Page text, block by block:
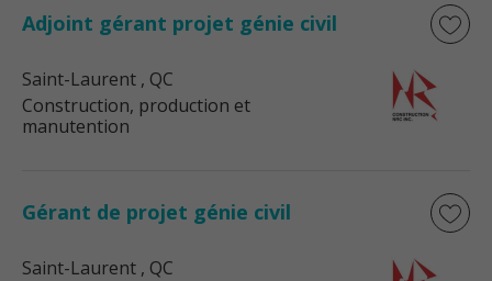
Adjoint gérant projet génie civil
Saint-Laurent , QC
Construction, production et
manutention
Gérant de projet génie civil
Saint-Laurent , QC